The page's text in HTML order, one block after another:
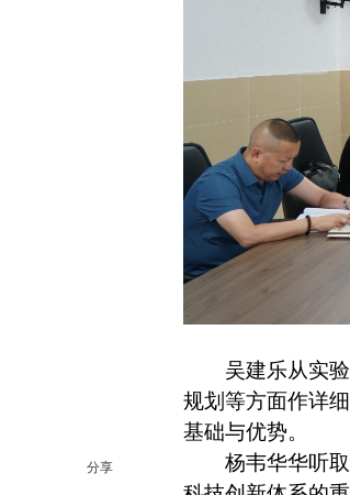
分享
吴建乐从实
规划等方面作详
基础与优势。
杨韦华华听